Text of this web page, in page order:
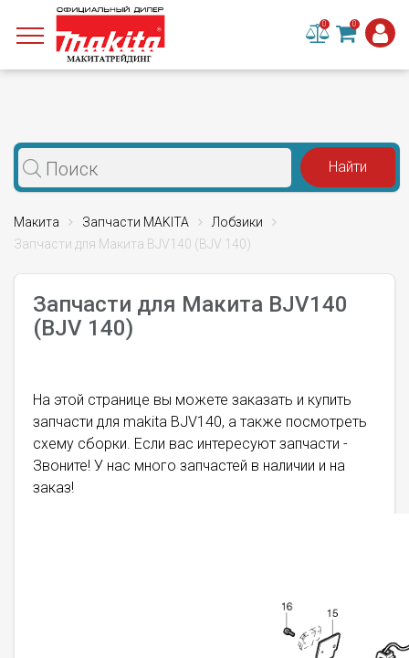
0 0
Макита Запчасти MAKITA
Лобзики
Запчасти для Макита BJV140 (BJV 140)
Запчасти для Макита BJV140
(BJV 140)
На этой странице вы можете заказать и купить
запчасти для makita BJV140, а также посмотреть
схему сборки. Если вас интересуют запчасти -
Звоните! У нас много запчастей в наличии и на
заказ!